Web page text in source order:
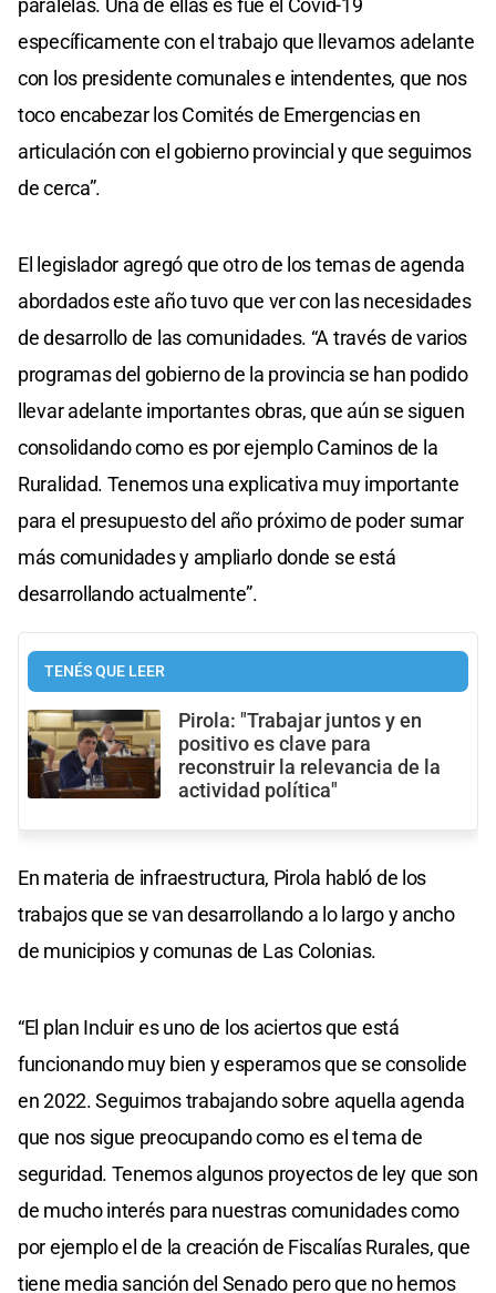
paralelas. Una de ellas es fue el Covid-19
específicamente con el trabajo que llevamos adelante
con los presidente comunales e intendentes, que nos
toco encabezar los Comités de Emergencias en
articulación con el gobierno provincial y que seguimos
de cerca”.
El legislador agregó que otro de los temas de agenda
abordados este año tuvo que ver con las necesidades
de desarrollo de las comunidades. “A través de varios
programas del gobierno de la provincia se han podido
llevar adelante importantes obras, que aún se siguen
consolidando como es por ejemplo Caminos de la
Ruralidad. Tenemos una explicativa muy importante
para el presupuesto del año próximo de poder sumar
más comunidades y ampliarlo donde se está
desarrollando actualmente”.
TENÉS QUE LEER
Pirola: "Trabajar juntos y en
positivo es clave para
reconstruir la relevancia de la
actividad política"
En materia de infraestructura, Pirola habló de los
trabajos que se van desarrollando a lo largo y ancho
de municipios y comunas de Las Colonias.
“El plan Incluir es uno de los aciertos que está
funcionando muy bien y esperamos que se consolide
en 2022. Seguimos trabajando sobre aquella agenda
que nos sigue preocupando como es el tema de
seguridad. Tenemos algunos proyectos de ley que son
de mucho interés para nuestras comunidades como
por ejemplo el de la creación de Fiscalías Rurales, que
tiene media sanción del Senado pero que no hemos